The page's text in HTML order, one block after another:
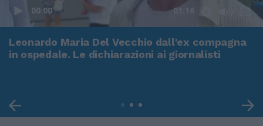
00:00 01:16
Leonardo Maria Del Vecchio dall'ex compagna
in ospedale. Le dichiarazioni ai giornalisti